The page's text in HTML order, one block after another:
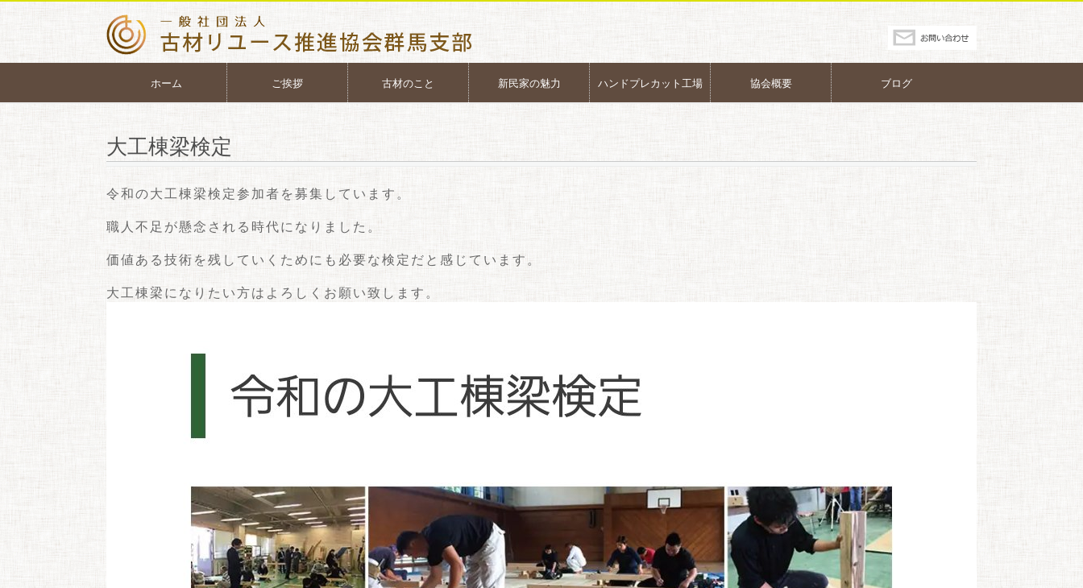
ホーム ご挨拶 古材のこと 新民家の魅力 ハンドプレカット工場 協会概要 ブログ
大工棟梁検定
令和の大工棟梁検定参加者を募集しています。
職人不足が懸念される時代になりました。
価値ある技術を残していくためにも必要な検定だと感じています。
大工棟梁になりたい方はよろしくお願い致します。